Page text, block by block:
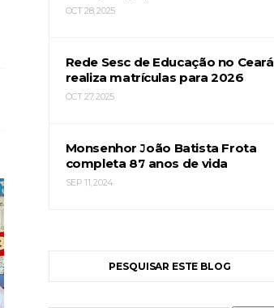
OCT 28, 2025
Rede Sesc de Educação no Ceará
realiza matrículas para 2026
OCT 27, 2025
Monsenhor João Batista Frota
completa 87 anos de vida
SEP 11, 2024
PESQUISAR ESTE BLOG